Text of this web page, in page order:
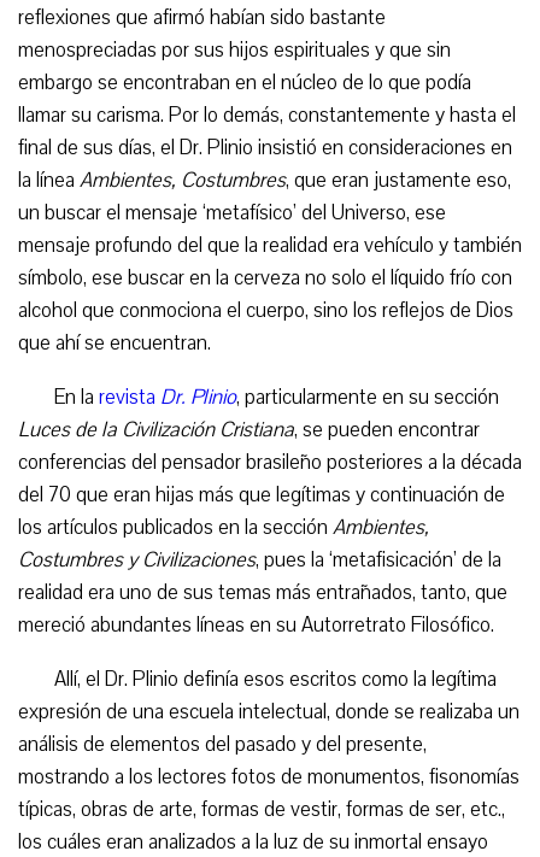
reflexiones que afirmó habían sido bastante
menospreciadas por sus hijos espirituales y que sin
embargo se encontraban en el núcleo de lo que podía
llamar su carisma. Por lo demás, constantemente y hasta el
final de sus días, el Dr. Plinio insistió en consideraciones en
la línea Ambientes, Costumbres, que eran justamente eso,
un buscar el mensaje ‘metafísico’ del Universo, ese
mensaje profundo del que la realidad era vehículo y también
símbolo, ese buscar en la cerveza no solo el líquido frío con
alcohol que conmociona el cuerpo, sino los reflejos de Dios
que ahí se encuentran.
En la revista Dr. Plinio, particularmente en su sección
Luces de la Civilización Cristiana, se pueden encontrar
conferencias del pensador brasileño posteriores a la década
del 70 que eran hijas más que legítimas y continuación de
los artículos publicados en la sección Ambientes,
Costumbres y Civilizaciones, pues la ‘metafisicación’ de la
realidad era uno de sus temas más entrañados, tanto, que
mereció abundantes líneas en su Autorretrato Filosófico.
Allí, el Dr. Plinio definía esos escritos como la legítima
expresión de una escuela intelectual, donde se realizaba un
análisis de elementos del pasado y del presente,
mostrando a los lectores fotos de monumentos, fisonomías
típicas, obras de arte, formas de vestir, formas de ser, etc.,
los cuáles eran analizados a la luz de su inmortal ensayo